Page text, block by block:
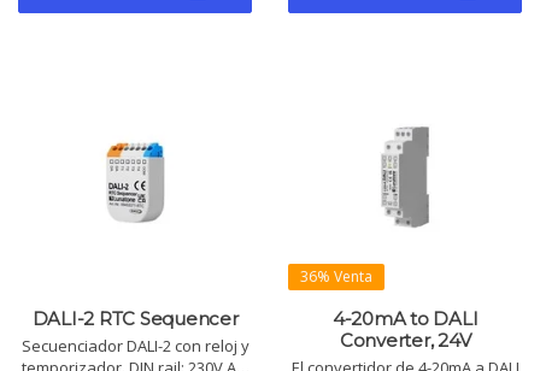
DALI-2 RTC Sequencer
Secuenciador DALI-2 con reloj y
36% Venta
4-20mA to DALI
Converter, 24V